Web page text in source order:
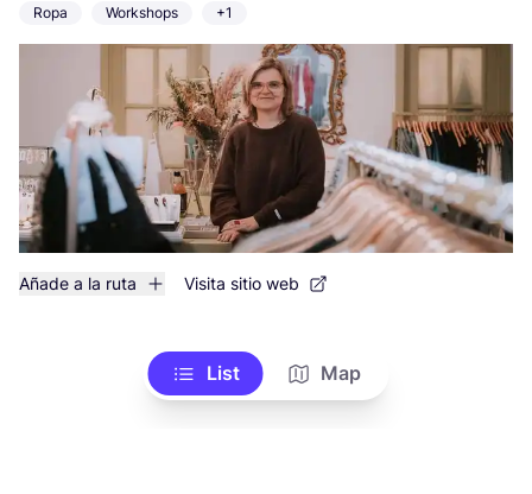
Ropa Workshops +1
Añade a la ruta Visita sitio web
List Map